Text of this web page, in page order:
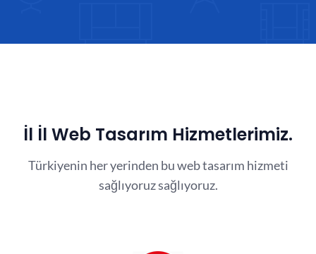
İl İl Web Tasarım Hizmetlerimiz.
Türkiyenin her yerinden bu web tasarım hizmeti
sağlıyoruz sağlıyoruz.